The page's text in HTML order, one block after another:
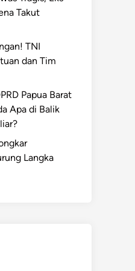
Takut
TNI
dan Tim
Papua Barat
Apa di Balik
Langka